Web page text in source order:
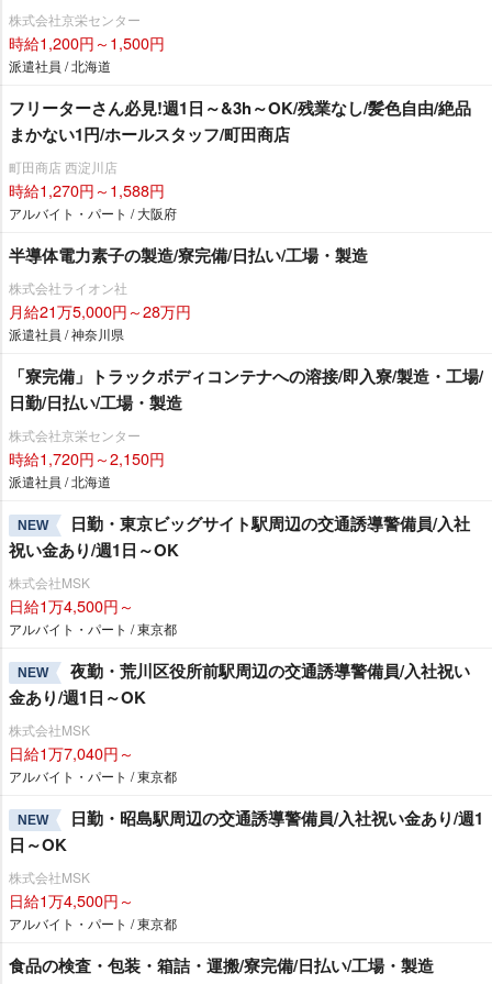
株式会社京栄センター
時給1,200円～1,500円
派遣社員 / 北海道
フリーターさん必見!週1日～&3h～OK/残業なし/髪色自由/絶品
まかない1円/ホールスタッフ/町田商店
町田商店 西淀川店
時給1,270円～1,588円
アルバイト・パート / 大阪府
半導体電力素子の製造/寮完備/日払い/工場・製造
株式会社ライオン社
月給21万5,000円～28万円
派遣社員 / 神奈川県
「寮完備」トラックボディコンテナへの溶接/即入寮/製造・工場/
日勤/日払い/工場・製造
株式会社京栄センター
時給1,720円～2,150円
派遣社員 / 北海道
NEW
日勤・東京ビッグサイト駅周辺の交通誘導警備員/入社
祝い金あり/週1日～OK
株式会社MSK
日給1万4,500円～
アルバイト・パート / 東京都
NEW
夜勤・荒川区役所前駅周辺の交通誘導警備員/入社祝い
金あり/週1日～OK
株式会社MSK
日給1万7,040円～
アルバイト・パート / 東京都
NEW
日勤・昭島駅周辺の交通誘導警備員/入社祝い金あり/週1
日～OK
株式会社MSK
日給1万4,500円～
アルバイト・パート / 東京都
食品の検査・包装・箱詰・運搬/寮完備/日払い/工場・製造